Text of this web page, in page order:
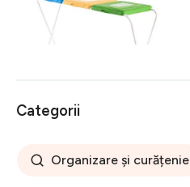
pentru colectare selectiva
120 L, Jotta, 3
compartimente verde-
149 lei
Categorii
Organizare și curățenie